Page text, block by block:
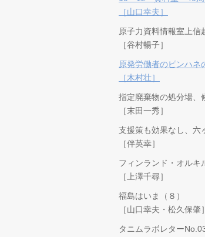
［山口幸夫］
原子力資料情報室上信
［谷村暢子］
原発労働者のピンハネ
［木村壮］
指定廃棄物の処分場、
［末田一秀］
支援策も効果なし、六
［伴英幸］
フィンランド・オルキ
［上澤千尋］
福島はいま（８）
［山口幸夫・松久保肇］
タニムラボレター